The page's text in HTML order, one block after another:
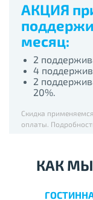
АКЦИЯ
месяц:
2
4
2
20%.
Скидка
оплаты.
КАК